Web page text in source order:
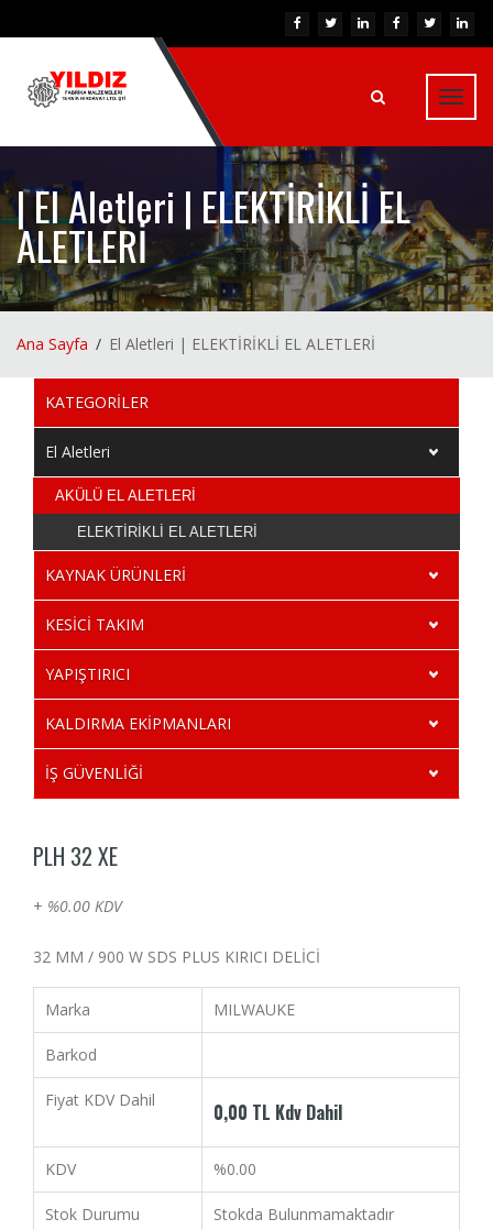
| El Aletleri | ELEKTİRİKLİ EL
ALETLERİ
Ana Sayfa El Aletleri | ELEKTİRİKLİ EL ALETLERİ
KATEGORİLER
El Aletleri
AKÜLÜ EL ALETLERİ
ELEKTİRİKLİ EL ALETLERİ
KAYNAK ÜRÜNLERİ
KESİCİ TAKIM
YAPIŞTIRICI
KALDIRMA EKİPMANLARI
İŞ GÜVENLİĞİ
PLH 32 XE
+ %0.00 KDV
32 MM / 900 W SDS PLUS KIRICI DELİCİ
Marka MILWAUKE
Barkod
Fiyat KDV Dahil 0,00 TL Kdv Dahil
KDV %0.00
Stok Durumu Stokda Bulunmamaktadır